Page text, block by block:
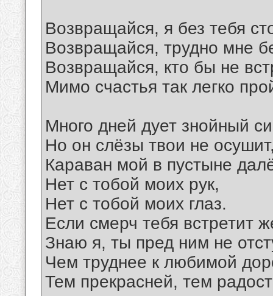
Возвращайся, я без тебя
Возвращайся, трудно мне
Возвращайся, кто бы не
Мимо счастья так легко
Много дней дует знойный
Но он слёзы твои не
Караван мой в пустыне
Нет с тобой моих рук,
Нет с тобой моих глаз.
Если смерч тебя встретит
Знаю я, ты пред ним не
Чем труднее к любимой
Тем прекрасней, тем